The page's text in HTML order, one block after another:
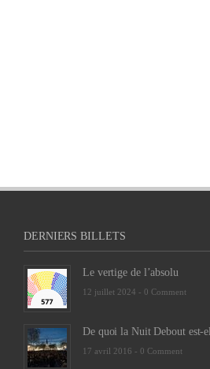
DERNIERS BILLETS
Le vertige de l’absolu
12 juillet 2024 - 0 Comment
De quoi la Nuit Debout est-
17 avril 2016 - 0 Comment